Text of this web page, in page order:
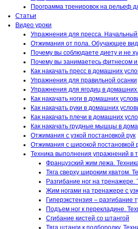
Программа тренировок на рельеф
Cтатьи
Видео уроки
Упражнения для пресса. Начальный
Отжимания от пола. Обучающее
Почему вы соблюдаете диету и не
Почему вы занимаетесь фитнесом и
Как накачать пресс в домашних
Упражнения для правильной осанки
Упражнения для ягодиц в домашних
Как накачать ноги в домашних
Как накачать руки в домашних
Как накачать плечи в домашних
Как накачать грудные мышцы в
Отжимания с узкой постановкой рук
Отжимания с широкой постановкой
Техника выполнения упражнений в
Французский жим лежа.
Тяга сверху широким хватом.
Разгибание ног на
Жим ногами на тренажере с
Гиперэкстензия – разгибание
Подъем ног к перекладине.
Сгибание кистей со штангой
Тяга штанги к подбородку.